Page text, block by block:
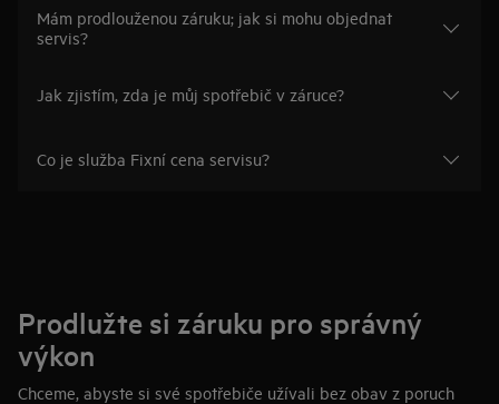
Mám prodlouženou záruku; jak si mohu objednat
servis?
Jak zjistím, zda je můj spotřebič v záruce?
Co je služba Fixní cena servisu?
Prodlužte si záruku pro správný
výkon
Chceme, abyste si své spotřebiče užívali bez obav z poruch